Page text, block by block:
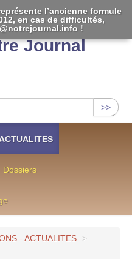
Journal
>>
Dossiers
- ACTUALITES
>
l’ancienne formule
en cas de difficultés,
!